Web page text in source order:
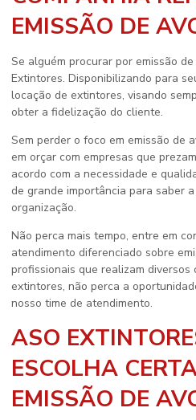
EMISSÃO DE
Se alguém procurar por emissão
Extintores. Disponibilizando para
locação de extintores, visando
obter a fidelização do cliente.
Sem perder o foco em emissão de
em orçar com empresas que
acordo com a necessidade e
de grande importância para saber
organização.
Não perca mais tempo, entre em
atendimento diferenciado sobre
profissionais que realizam diversos
extintores, não perca a
nosso time de atendimento.
ASO
ESCOLHA
EMISSÃO DE